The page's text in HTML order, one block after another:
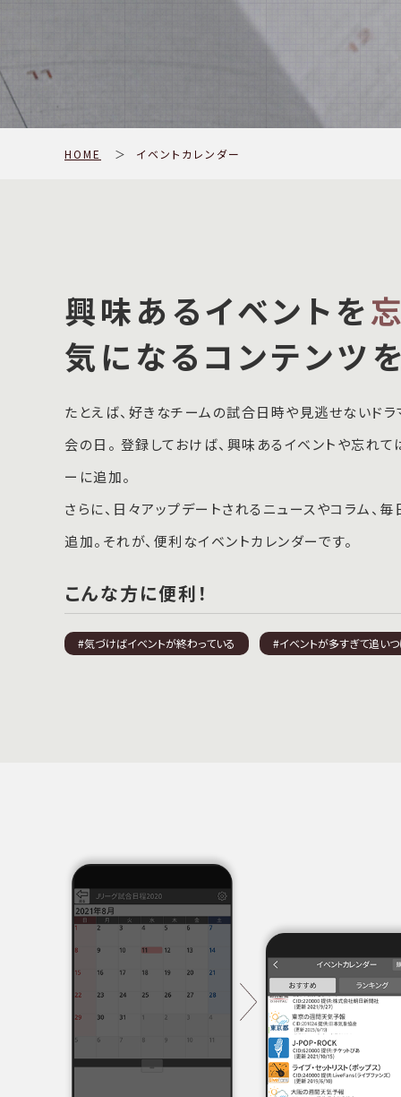
HOME ＞ イベントカレンダー
興味あるイベントを
気になるコンテンツ
たとえば、好きなチームの試合日時や見逃せないド
会の日。 登録しておけば、興味あるイベントや忘れ
ーに追加。
さらに、日々アップデートされるニュースやコラム、
追加。それが、便利なイベントカレンダーです。
こんな方に便利！
#気づけばイベントが終わっている #イベントが多すぎて追いつ